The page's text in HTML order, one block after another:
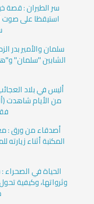
سر الطيران : قصة
استيقظا على صوت
سلمان والأمير بدر
الشابين "سلمان"
أليس في بلاد
من الأيام شاهدت
أصدقاء من ورق :
المكتبة أثناء
الحياة في
وثرواتها، وكيفية